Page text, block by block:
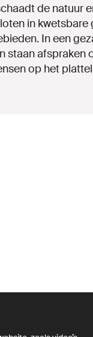
de natuur
in kwetsbare
In een
staan afspraken
op het